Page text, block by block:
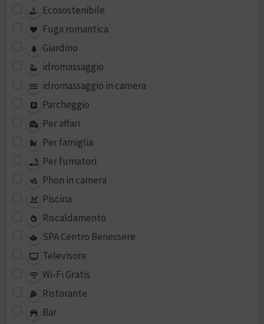
Ecosostenibile
Fuga romantica
Giardino
idromassaggio
idromassaggio in camera
Parcheggio
Per affari
Per famiglia
Per fumatori
Phon in camera
Piscina
Riscaldamento
SPA Centro Benessere
Televisore
Wi-Fi Gratis
Ristorante
Bar